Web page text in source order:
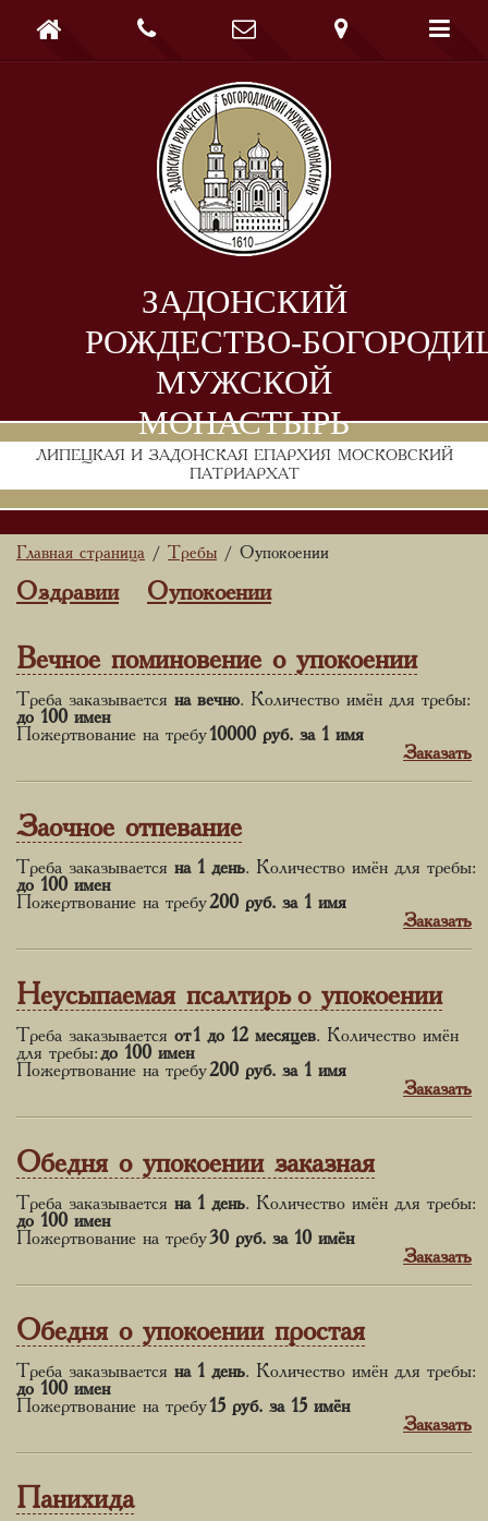
ЗАДОНСКИЙ
РОЖДЕСТВО-
МУЖСКОЙ
МОНАСТЫРЬ
ЛИПЕЦКАЯ И ЗАДОНСКАЯ ЕПАРХИЯ МОСКОВСКИЙ
ПАТРИАРХАТ
    
Главная страница / Требы / О упокоении
О здравии О упокоении
Вечное поминовение о упокоении
Треба заказывается на вечно. Количество имён для требы:
до 100 имен
Пожертвование на требу10000 руб. за 1 имя
Заказать
Заочное отпевание
Треба заказывается на 1 день. Количество имён для требы:
до 100 имен
Пожертвование на требу200 руб. за 1 имя
Заказать
Неусыпаемая псалтирь о упокоении
Треба заказывается от 1 до 12 месяцев. Количество имён
для требы: до 100 имен
Пожертвование на требу200 руб. за 1 имя
Заказать
Обедня о упокоении заказная
Треба заказывается на 1 день. Количество имён для требы:
до 100 имен
Пожертвование на требу30 руб. за 10 имён
Заказать
Обедня о упокоении простая
Треба заказывается на 1 день. Количество имён для требы:
до 100 имен
Пожертвование на требу15 руб. за 15 имён
Заказать
Панихида